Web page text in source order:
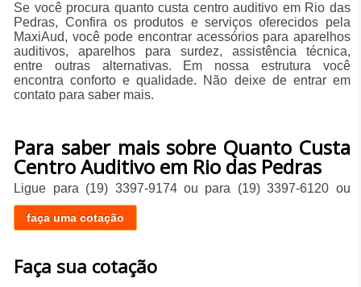
Se você procura quanto custa centro auditivo em Rio das
Pedras, Confira os produtos e serviços oferecidos pela
MaxiAud, você pode encontrar acessórios para aparelhos
auditivos, aparelhos para surdez, assistência técnica,
entre outras alternativas. Em nossa estrutura você
encontra conforto e qualidade. Não deixe de entrar em
contato para saber mais.
Para saber mais sobre Quanto Custa
Centro Auditivo em Rio das Pedras
Ligue para (19) 3397-9174ou para (19) 3397-6120 ou
faça uma cotação
Faça sua cotação